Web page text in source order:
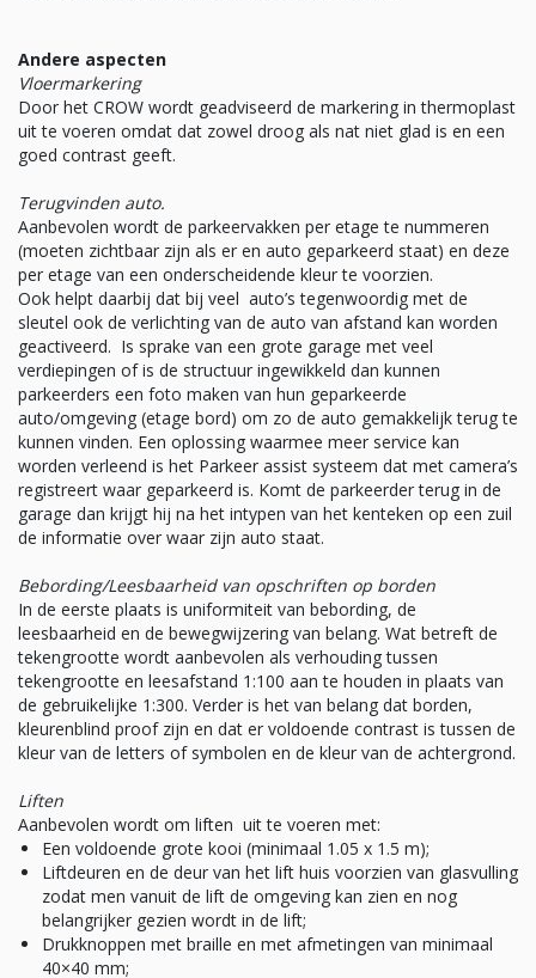
Andere aspecten
Vloermarkering
Door het CROW wordt geadviseerd de markering in thermoplast
uit te voeren omdat dat zowel droog als nat niet glad is en een
goed contrast geeft.
Terugvinden auto.
Aanbevolen wordt de parkeervakken per etage te nummeren
(moeten zichtbaar zijn als er en auto geparkeerd staat) en deze
per etage van een onderscheidende kleur te voorzien.
Ook helpt daarbij dat bij veel auto’s tegenwoordig met de
sleutel ook de verlichting van de auto van afstand kan worden
geactiveerd. Is sprake van een grote garage met veel
verdiepingen of is de structuur ingewikkeld dan kunnen
parkeerders een foto maken van hun geparkeerde
auto/omgeving (etage bord) om zo de auto gemakkelijk terug te
kunnen vinden. Een oplossing waarmee meer service kan
worden verleend is het Parkeer assist systeem dat met camera’s
registreert waar geparkeerd is. Komt de parkeerder terug in de
garage dan krijgt hij na het intypen van het kenteken op een zuil
de informatie over waar zijn auto staat.
Bebording/Leesbaarheid van opschriften op borden
In de eerste plaats is uniformiteit van bebording, de
leesbaarheid en de bewegwijzering van belang. Wat betreft de
tekengrootte wordt aanbevolen als verhouding tussen
tekengrootte en leesafstand 1:100 aan te houden in plaats van
de gebruikelijke 1:300. Verder is het van belang dat borden,
kleurenblind proof zijn en dat er voldoende contrast is tussen de
kleur van de letters of symbolen en de kleur van de achtergrond.
Liften
Aanbevolen wordt om liften uit te voeren met:
Een voldoende grote kooi (minimaal 1.05 x 1.5 m);
Liftdeuren en de deur van het lift huis voorzien van glasvulling
zodat men vanuit de lift de omgeving kan zien en nog
belangrijker gezien wordt in de lift;
Drukknoppen met braille en met afmetingen van minimaal
40×40 mm;